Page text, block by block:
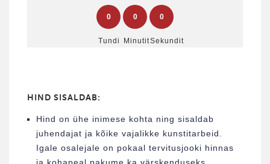
0
Tundi
0
Minutit
0
Sekundit
HIND SISALDAB:
Hind on ühe inimese kohta ning sisaldab
juhendajat ja kõike vajalikke kunstitarbeid.
Igale osalejale on pokaal tervitusjooki hinnas